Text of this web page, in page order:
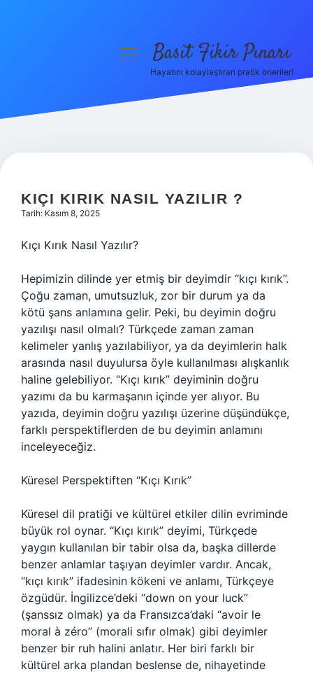
Hakkımızda
menüyüBasit Fikir Pınarı
Hayatını kolaylaştıran pratik öneriler!
KIÇI KIRIK NASIL YAZILIR ?
Tarih: Kasım 8, 2025
Kıçı Kırık Nasıl Yazılır?
Hepimizin dilinde yer etmiş bir deyimdir “kıçı kırık”.
Çoğu zaman, umutsuzluk, zor bir durum ya da
kötü şans anlamına gelir. Peki, bu deyimin doğru
yazılışı nasıl olmalı? Türkçede zaman zaman
kelimeler yanlış yazılabiliyor, ya da deyimlerin halk
arasında nasıl duyulursa öyle kullanılması alışkanlık
haline gelebiliyor. “Kıçı kırık” deyiminin doğru
yazımı da bu karmaşanın içinde yer alıyor. Bu
yazıda, deyimin doğru yazılışı üzerine düşündükçe,
farklı perspektiflerden de bu deyimin anlamını
inceleyeceğiz.
Küresel Perspektiften “Kıçı Kırık”
Küresel dil pratiği ve kültürel etkiler dilin evriminde
büyük rol oynar. “Kıçı kırık” deyimi, Türkçede
yaygın kullanılan bir tabir olsa da, başka dillerde
benzer anlamlar taşıyan deyimler vardır. Ancak,
“kıçı kırık” ifadesinin kökeni ve anlamı, Türkçeye
özgüdür. İngilizce’deki “down on your luck”
(şanssız olmak) ya da Fransızca’daki “avoir le
moral à zéro” (morali sıfır olmak) gibi deyimler
benzer bir ruh halini anlatır. Her biri farklı bir
kültürel arka plandan beslense de, nihayetinde